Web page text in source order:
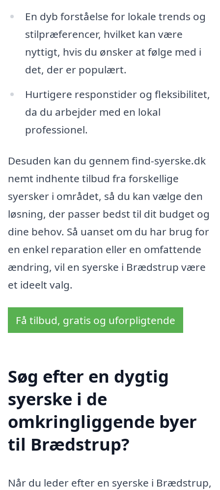
En dyb forståelse for lokale trends og
stilpræferencer, hvilket kan være
nyttigt, hvis du ønsker at følge med i
det, der er populært.
Hurtigere responstider og fleksibilitet,
da du arbejder med en lokal
professionel.
Desuden kan du gennem find-syerske.dk
nemt indhente tilbud fra forskellige
syersker i området, så du kan vælge den
løsning, der passer bedst til dit budget og
dine behov. Så uanset om du har brug for
en enkel reparation eller en omfattende
ændring, vil en syerske i Brædstrup være
et ideelt valg.
Få tilbud, gratis og uforpligtende
Søg efter en dygtig
syerske i de
omkringliggende byer
til Brædstrup?
Når du leder efter en syerske i Brædstrup,